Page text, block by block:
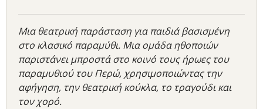
Μια θεατρική παράσταση για παιδιά βασισμένη
στο κλασικό παραμύθι. Μια ομάδα ηθοποιών
παριστάνει μπροστά στο κοινό τους ήρωες του
παραμυθιού του Περώ, χρησιμοποιώντας την
αφήγηση, την θεατρική κούκλα, το τραγούδι και
τον χορό.